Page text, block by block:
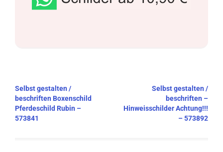
Beitragsnavigation
Selbst gestalten /
beschriften Boxenschild
Pferdeschild Rubin –
573841
Selbst gestalten /
beschriften –
Hinweisschilder Achtung!!!
– 573892